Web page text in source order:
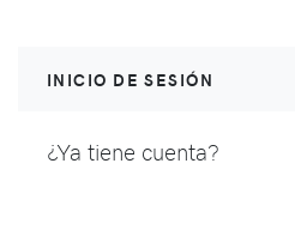
INICIO DE SESIÓN
¿Ya tiene cuenta?